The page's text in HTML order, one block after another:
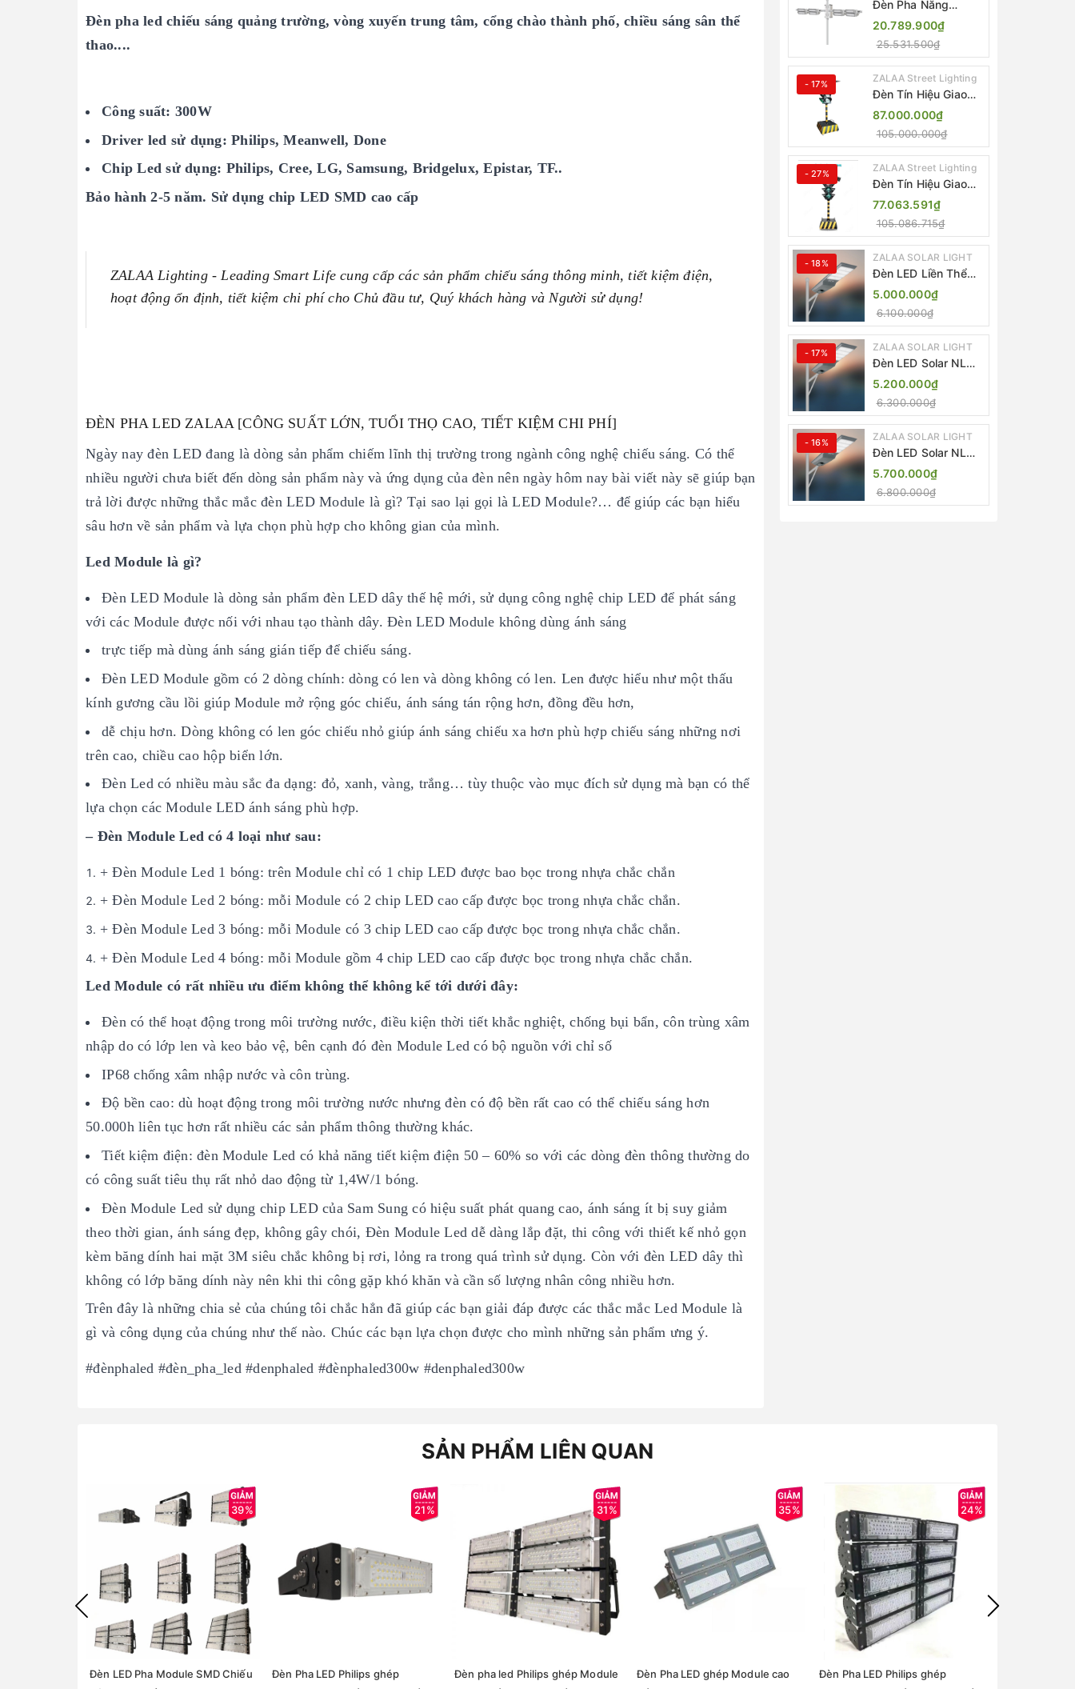
Đèn pha led chiếu sáng quảng trường, vòng xuyến trung tâm, cổng chào thành phố, chiều sáng sân thể
thao....
Công suất: 300W
Driver led sử dụng: Philips, Meanwell, Done
Chip Led sử dụng: Philips, Cree, LG, Samsung, Bridgelux, Epistar, TF..
Bảo hành 2-5 năm. Sử dụng chip LED SMD cao cấp
ZALAA Lighting - Leading Smart Life cung cấp các sản phẩm chiếu sáng thông minh, tiết kiệm điện,
hoạt động ổn định, tiết kiệm chi phí cho Chủ đầu tư, Quý khách hàng và Người sử dụng!
ĐÈN PHA LED ZALAA [CÔNG SUẤT LỚN, TUỔI THỌ CAO, TIẾT KIỆM CHI PHÍ]
Ngày nay đèn LED đang là dòng sản phẩm chiếm lĩnh thị trường trong ngành công nghệ chiếu sáng. Có thể
nhiều người chưa biết đến dòng sản phẩm này và ứng dụng của đèn nên ngày hôm nay bài viết này sẽ giúp bạn
trả lời được những thắc mắc đèn LED Module là gì? Tại sao lại gọi là LED Module?… để giúp các bạn hiểu
sâu hơn về sản phẩm và lựa chọn phù hợp cho không gian của mình.
Led Module là gì?
Đèn LED Module là dòng sản phẩm đèn LED dây thế hệ mới, sử dụng công nghệ chip LED để phát sáng
với các Module được nối với nhau tạo thành dây. Đèn LED Module không dùng ánh sáng
trực tiếp mà dùng ánh sáng gián tiếp để chiếu sáng.
Đèn LED Module gồm có 2 dòng chính: dòng có len và dòng không có len. Len được hiểu như một thấu
kính gương cầu lồi giúp Module mở rộng góc chiếu, ánh sáng tán rộng hơn, đồng đều hơn,
dễ chịu hơn. Dòng không có len góc chiếu nhỏ giúp ánh sáng chiếu xa hơn phù hợp chiếu sáng những nơi
trên cao, chiều cao hộp biển lớn.
Đèn Led có nhiều màu sắc đa dạng: đỏ, xanh, vàng, trắng… tùy thuộc vào mục đích sử dụng mà bạn có thể
lựa chọn các Module LED ánh sáng phù hợp.
– Đèn Module Led có 4 loại như sau:
+ Đèn Module Led 1 bóng: trên Module chỉ có 1 chip LED được bao bọc trong nhựa chắc chắn
+ Đèn Module Led 2 bóng: mỗi Module có 2 chip LED cao cấp được bọc trong nhựa chắc chắn.
+ Đèn Module Led 3 bóng: mỗi Module có 3 chip LED cao cấp được bọc trong nhựa chắc chắn.
+ Đèn Module Led 4 bóng: mỗi Module gồm 4 chip LED cao cấp được bọc trong nhựa chắc chắn.
Led Module có rất nhiều ưu điểm không thể không kể tới dưới đây:
Đèn có thể hoạt động trong môi trường nước, điều kiện thời tiết khắc nghiệt, chống bụi bẩn, côn trùng xâm
nhập do có lớp len và keo bảo vệ, bên cạnh đó đèn Module Led có bộ nguồn với chỉ số
IP68 chống xâm nhập nước và côn trùng.
Độ bền cao: dù hoạt động trong môi trường nước nhưng đèn có độ bền rất cao có thể chiếu sáng hơn
50.000h liên tục hơn rất nhiều các sản phẩm thông thường khác.
Tiết kiệm điện: đèn Module Led có khả năng tiết kiệm điện 50 – 60% so với các dòng đèn thông thường do
có công suất tiêu thụ rất nhỏ dao động từ 1,4W/1 bóng.
Đèn Module Led sử dụng chip LED của Sam Sung có hiệu suất phát quang cao, ánh sáng ít bị suy giảm
theo thời gian, ánh sáng đẹp, không gây chói, Đèn Module Led dễ dàng lắp đặt, thi công với thiết kế nhỏ gọn
kèm băng dính hai mặt 3M siêu chắc không bị rơi, lỏng ra trong quá trình sử dụng. Còn với đèn LED dây thì
không có lớp băng dính này nên khi thi công gặp khó khăn và cần số lượng nhân công nhiều hơn.
Trên đây là những chia sẻ của chúng tôi chắc hẳn đã giúp các bạn giải đáp được các thắc mắc Led Module là
gì và công dụng của chúng như thế nào. Chúc các bạn lựa chọn được cho mình những sản phẩm ưng ý.
#đènphaled #đèn_pha_led #denphaled #đènphaled300w #denphaled300w
Đèn Pha Năng
Lượng Mặt Trời Sân
Thể Thao ZALAA
Jsc Chống Nước
IP65 Cao Cấp
20.789.900₫
25.531.500₫
- 17% ZALAA Street Lighting
Đèn Tín Hiệu Giao
Thông Di Động Năng
Lượng Mặt Trời
ZALAA ZL-300A-D
87.000.000₫
105.000.000₫
- 27% ZALAA Street Lighting
Đèn Tín Hiệu Giao
Thông Di Động Năng
Lượng Mặt Trời
ZALAA ZL-409300C
77.063.591₫
105.086.715₫
- 18% ZALAA SOLAR LIGHT
Đèn LED Liền Thể
ZALAA Solar Street
Light ZKC-TG 20W
25W 30W All In One
5.000.000₫
6.100.000₫
- 17% ZALAA SOLAR LIGHT
Đèn LED Solar NLMT
Liền Thể ZKC-TG
20W All in One |
ZALAA Street Light
5.200.000₫
6.300.000₫
- 16% ZALAA SOLAR LIGHT
Đèn LED Solar NLMT
Liền Thể ZKC-TG
25W All in One |
ZALAA Street Light
5.700.000₫
6.800.000₫
SẢN PHẨM LIÊN QUAN
39%
Đèn LED Pha Module SMD Chiếu
21%
Đèn Pha LED Philips ghép
31%
Đèn pha led Philips ghép Module
35%
Đèn Pha LED ghép Module cao
24%
Đèn Pha LED Philips ghép